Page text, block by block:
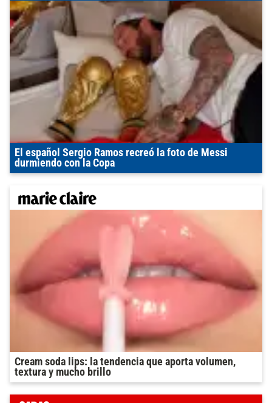
El español Sergio Ramos recreó la foto de Messi
durmiendo con la Copa
Cream soda lips: la tendencia que aporta volumen,
textura y mucho brillo